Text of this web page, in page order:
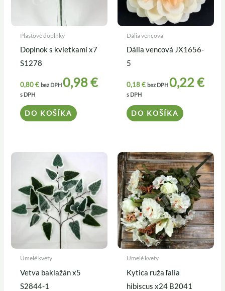
Plastové doplnky
Doplnok s kvietkami x7
S1278
0,80€ bez DPH0,98€
s DPH
DO KOŠÍKA
Dália vencová
Dália vencová JX1656-
5
0,18€ bez DPH0,22 €
s DPH
DO KOŠÍKA
Umelé kvety
Vetva baklažán x5
S2844-1
Umelé kvety
Kytica ruža ľalia
hibiscus x24 B2041